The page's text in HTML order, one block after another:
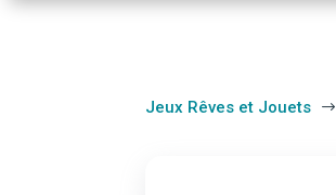
Jeux Rêves et Jouets $